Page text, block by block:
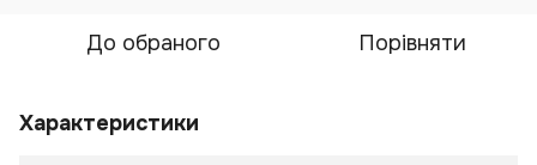
До обраного Порівняти
Характеристики